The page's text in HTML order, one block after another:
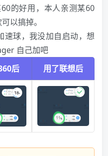
的好用，本人亲测某60
以搞掉。
速球，我没加自启动，想
自己加吧
后 用了联想后